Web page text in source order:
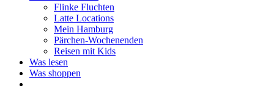
Flinke Fluchten
Latte Locations
Mein Hamburg
Pärchen-Wochenenden
Reisen mit Kids
Was lesen
Was shoppen